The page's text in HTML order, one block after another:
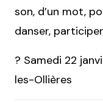
son, d’un mot,
danser,
? Samedi 22
les-Ollières